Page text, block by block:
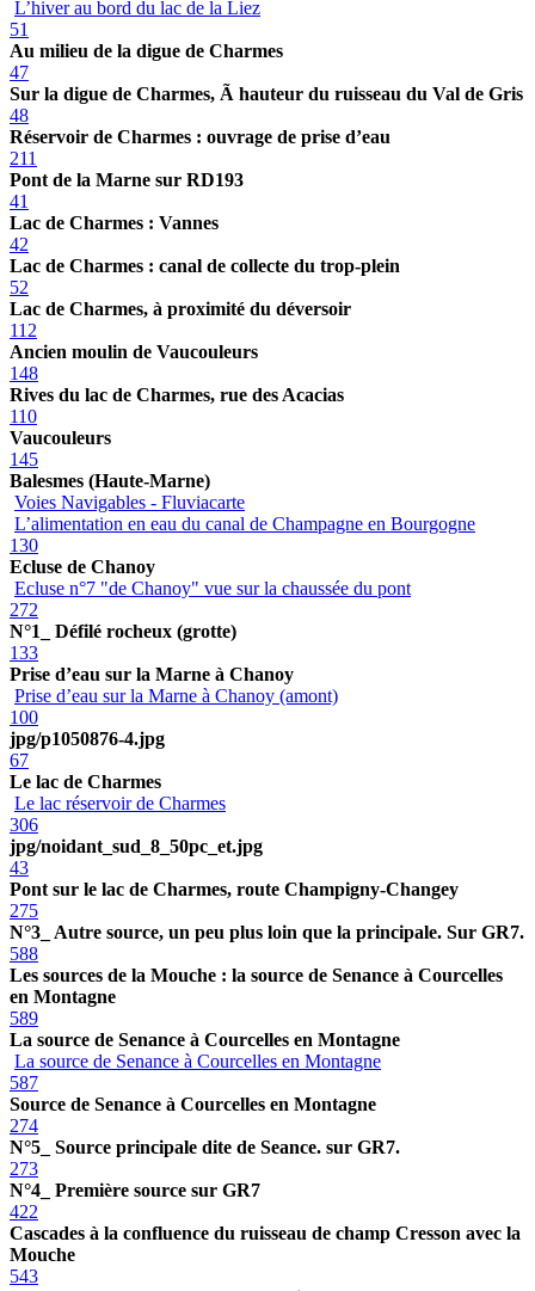
L’hiver au bord du lac de la Liez
51
Au milieu de la digue de Charmes
47
Sur la digue de Charmes, Ã hauteur du ruisseau du Val de Gris
48
Réservoir de Charmes : ouvrage de prise d’eau
211
Pont de la Marne sur RD193
41
Lac de Charmes : Vannes
42
Lac de Charmes : canal de collecte du trop-plein
52
Lac de Charmes, à proximité du déversoir
112
Ancien moulin de Vaucouleurs
148
Rives du lac de Charmes, rue des Acacias
110
Vaucouleurs
145
Balesmes (Haute-Marne)
Voies Navigables - Fluviacarte
L’alimentation en eau du canal de Champagne en Bourgogne
130
Ecluse de Chanoy
Ecluse n°7 "de Chanoy" vue sur la chaussée du pont
272
N°1_ Défilé rocheux (grotte)
133
Prise d’eau sur la Marne à Chanoy
Prise d’eau sur la Marne à Chanoy (amont)
100
jpg/p1050876-4.jpg
67
Le lac de Charmes
Le lac réservoir de Charmes
306
jpg/noidant_sud_8_50pc_et.jpg
43
Pont sur le lac de Charmes, route Champigny-Changey
275
N°3_ Autre source, un peu plus loin que la principale. Sur GR7.
588
Les sources de la Mouche : la source de Senance à Courcelles
en Montagne
589
La source de Senance à Courcelles en Montagne
La source de Senance à Courcelles en Montagne
587
Source de Senance à Courcelles en Montagne
274
N°5_ Source principale dite de Seance. sur GR7.
273
N°4_ Première source sur GR7
422
Cascades à la confluence du ruisseau de champ Cresson avec la
Mouche
543